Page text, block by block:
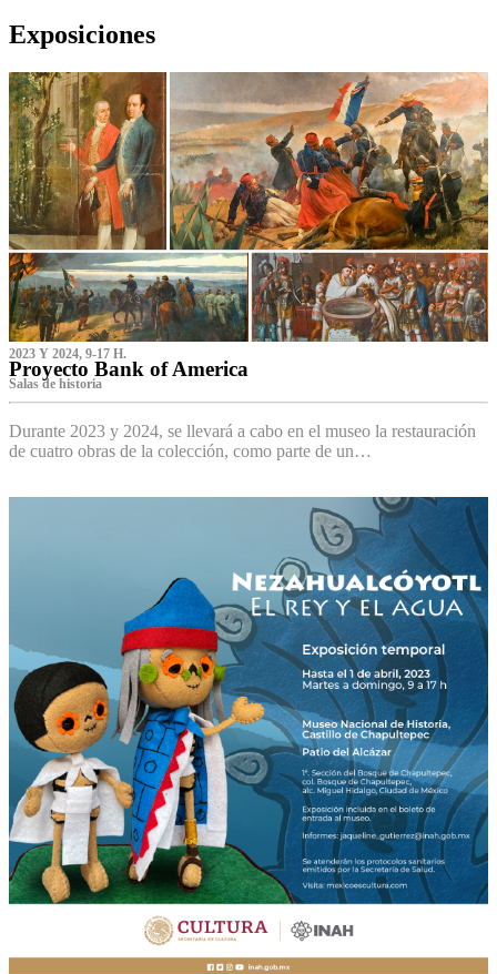
Exposiciones
2023 Y 2024, 9-17 H.
Proyecto Bank of America
S‌alas de historia
Durante 2023 y 2024, se llevará a cabo en el museo la restauración
de cuatro obras de la colección, como parte de un…